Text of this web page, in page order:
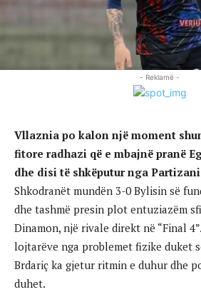
- Reklamë -
Vllaznia po kalon një moment
fitore radhazi që e mbajnë pranë
dhe disi të shkëputur nga
Shkodranët mundën 3-0 Bylisin së
dhe tashmë presin plot entuziazëm
Dinamon, një rivale direkt në “Final
lojtarëve nga problemet fizike duket
Brdariç ka gjetur ritmin e duhur dhe
duhet.